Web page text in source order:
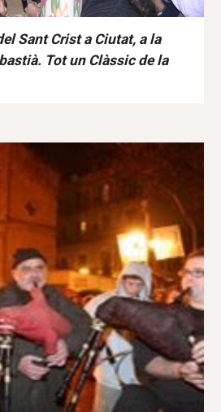
Sant Crist a Ciutat, a la
Tot un Clàssic de la